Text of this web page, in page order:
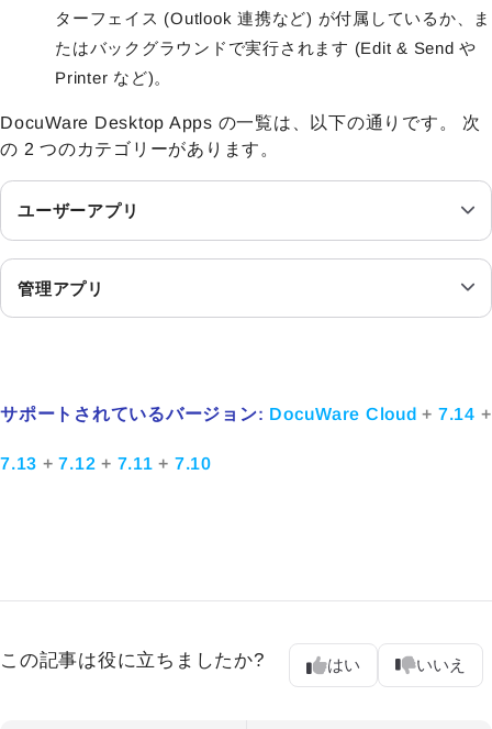
ターフェイス (Outlook 連携など) が付属しているか、ま
たはバックグラウンドで実行されます (Edit & Send や
Printer など)。
DocuWare Desktop Apps の一覧は、以下の通りです。 次
の 2 つのカテゴリーがあります。
ユーザーアプリ
管理アプリ
サポートされているバージョン: DocuWare Cloud+ 7.14 +
7.13 +7.12 + 7.11+ 7.10
この記事は役に立ちましたか? はい いいえ